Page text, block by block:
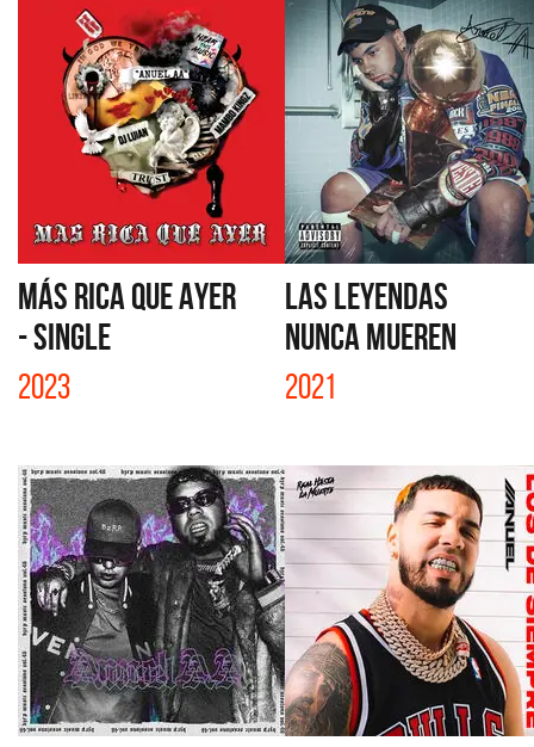
MÁS RICA QUE AYER
- SINGLE
2023
LAS LEYENDAS
NUNCA MUEREN
2021